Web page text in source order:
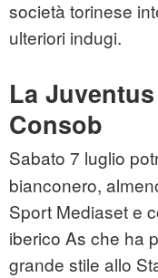
società torinese
ulteriori indugi.
La
Consob
Sabato 7 luglio
bianconero,
Sport Mediaset e
iberico As che ha
grande stile allo